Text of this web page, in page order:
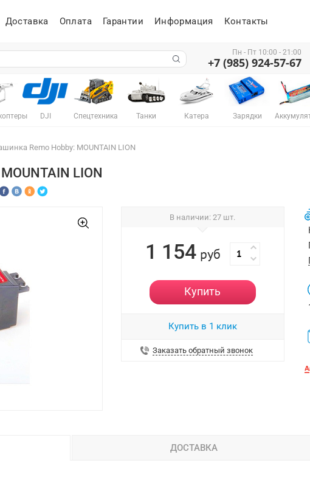
Доставка Оплата Гарантии Информация Контакты
Пн - Пт 10:00 - 21:00
+7 (985) 924-57-67
DJI Спецтехника Танки Катера Зарядки
Remo Hobby: MOUNTAIN LION
LION
В наличии: 27 шт.
1 154руб
Купить
Купить в 1 клик
Заказать обратный звонок
ДОСТАВКА